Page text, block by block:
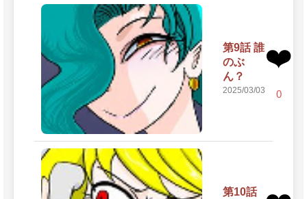
第9話 誰
のぶ
ん？
2025/03/03
❤️
0
第10話